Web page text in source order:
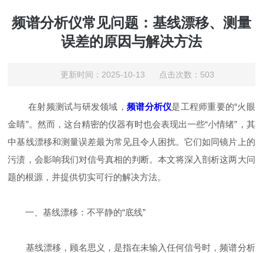
频谱分析仪常见问题：基线漂移、测量
误差的原因与解决方法
更新时间：2025-10-13 点击次数：503
在射频测试与研发领域， 频谱分析仪是工程师重要的“火眼
金睛”。然而，这台精密的仪器有时也会表现出一些“小情绪”，其
中基线漂移和测量误差最为常见且令人困扰。它们如同镜片上的
污渍，会影响我们对信号真相的判断。本文将深入剖析这两大问
题的根源，并提供切实可行的解决方法。
一、基线漂移：不平静的“底线”
基线漂移，顾名思义，是指在未输入任何信号时，频谱分析